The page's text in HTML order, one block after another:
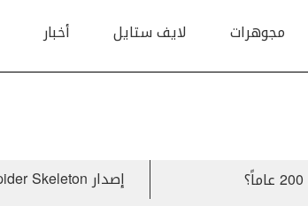
مجوهرات لايف ستايل أخبار